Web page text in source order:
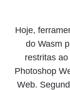
Hoje,
do Wasm
restritas
Photoshop
Web.